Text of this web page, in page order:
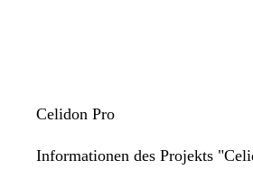
Celidon Pro
Informationen des Projekts